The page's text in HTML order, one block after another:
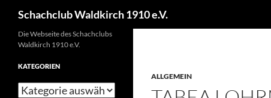
Schachclub Waldkirch 1910 e.V.
ALLGEMEIN
Die Webseite des Schachclubs
Waldkirch 1910 e.V.
KATEGORIEN